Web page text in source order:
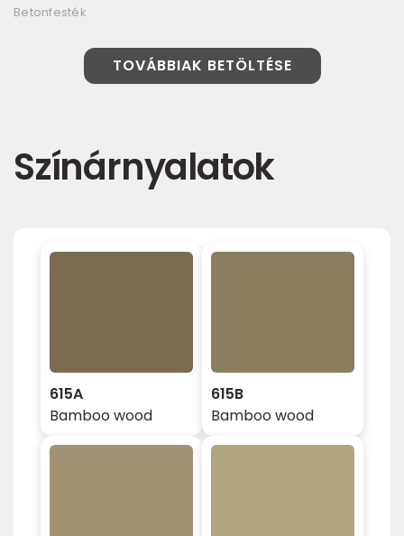
Betonfesték
TOVÁBBIAK BETÖLTÉSE
Színárnyalatok
615A
Bamboo wood
615B
Bamboo wood